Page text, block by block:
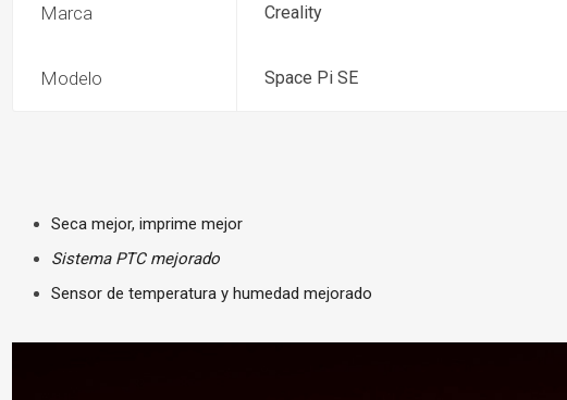
Marca Creality
Modelo Space Pi SE
Seca mejor, imprime mejor
Sistema PTC mejorado
Sensor de temperatura y humedad mejorado